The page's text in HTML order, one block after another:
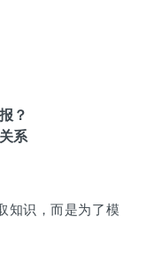
？
系
知识，而是为了模